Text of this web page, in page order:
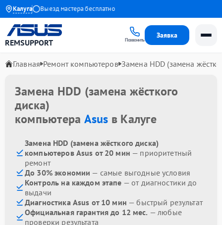
Калуга
1 года Выезд мастера бесплатно
REMSUPPORT Позвонить
Заявка
Главная Ремонт компьютеров Замена HDD (замена
Замена HDD (замена жёсткого
диска)
компьютера Asus в Калуге
Замена HDD (замена жёсткого диска)
компьютеров Asus от 20 мин — приоритетный
ремонт
До 30% экономии — самые выгодные условия
Контроль на каждом этапе — от диагностики до
выдачи
Диагностика Asus от 10 мин — быстрый результат
Официальная гарантия до 12 мес. — любые
проверки результата